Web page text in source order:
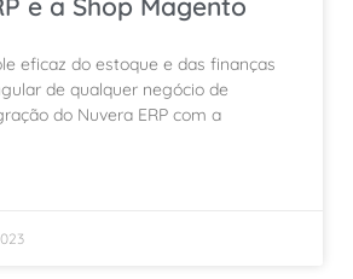
eficaz do estoque e das finanças
de qualquer negócio de
do Nuvera ERP com a